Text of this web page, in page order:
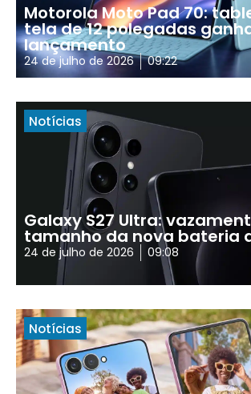
Motorola Moto Pad 70:
tela de 12 polegadas
lançamento
24 de julho de 2026 09:22
Notícias
Galaxy S27 Ultra:
tamanho da nova bateria
24 de julho de 2026 09:08
Notícias